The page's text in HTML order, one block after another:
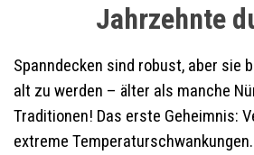
Jahrzehnte
Spanndecken sind robust, aber sie
alt zu werden – älter als manche
Traditionen! Das erste Geheimnis:
extreme